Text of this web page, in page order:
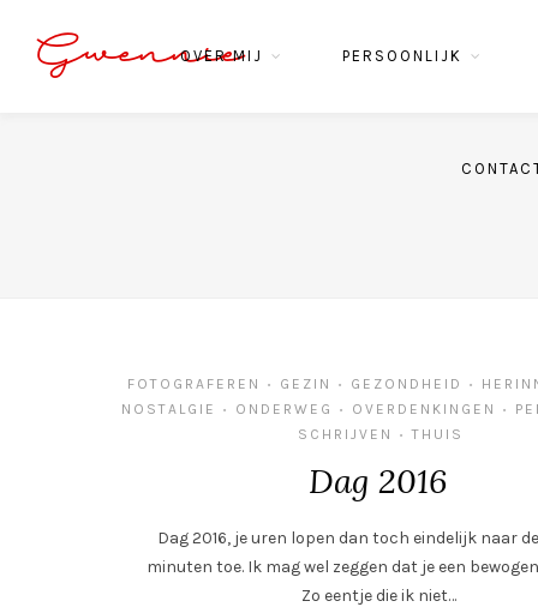
Gwennie
OVER MIJ PERSOONLIJK
FOTOGRAFEREN • GEZIN • GEZONDHEID •
NOSTALGIE
• ONDERWEG • OVERDENKINGEN •
SCHRIJVEN
• THUIS
Dag 2016
Dag 2016, je uren lopen dan toch eindelijk naar
minuten toe. Ik mag wel zeggen dat je een
Zo eentje die ik niet…